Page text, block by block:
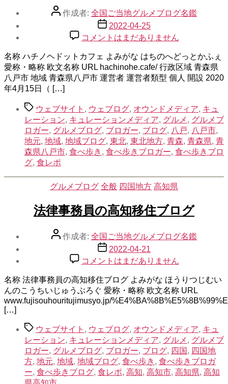
投 作成者: 全国ご当地グルメブログ名鑑
投
稿
2022-04-25
ハ
ノ
ヘ
ド
カ
フ
ェ
へ
の
コメントはまだありません
名称 ハチノヘドットカフェ よみがな はちのへどっとかふぇ
愛称・略称 欧文名称 URL hachinohe.cafe/ 行政区域 青森県
八戸市 地域 青森県八戸市 運営者 運営者類型 個人 開設 2020
年4月15日（ […]
タ
グ
ウェブサイト , ウェブログ, オウンドメディア, キュ
レーション, キュレーションメディア, グルメ , グルメブ
ロガー, グルメブログ, ブロガー, ブログ, 八戸, 八戸市,
地元, 地域, 地域ブログ, 東北, 東北地方, 青森, 青森県, 青
森県八戸市, 食べ歩き , 食べ歩きブロガー, 食べ歩きブロ
グ, 食レポ
カ
ゴ
リ
グルメブログ 全般 四国地方 高知県
法律事務員の高知移住ブログ
投 作成者: 全国ご当地グルメブログ名鑑
投
稿
2022-04-21
法
事
務
員
知
移
住
ブ
ロ
コメントはまだありません
名称 法律事務員の高知移住ブログ よみがな ほうりつじむい
んのこうちいじゅうぶろぐ 愛称・略称 欧文名称 URL
www.fujisouhouritujimusyo.jp/
[…]
タ
グ
ウェブサイト , ウェブログ, オウンドメディア, キュ
レーション, キュレーションメディア, グルメ , グルメブ
ロガー, グルメブログ, ブロガー, ブログ, 四国 , 四国地
方, 地元, 地域, 地域ブログ, 食べ歩き , 食べ歩きブロガ
ー, 食べ歩きブログ, 食レポ, 高知, 高知市, 高知県, 高知